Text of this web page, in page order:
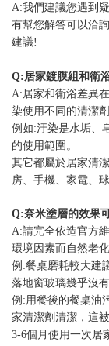
A:我們建議您遇到
有幫您解答可以洽
建議!
Q:居家鍍膜組和衛
A:居家和衛浴差異
染使用不同的清潔劑
例如:汙染是水垢、
的使用範圍。
其它都屬於居家清
房、手機、家電、
Q:奈米塗層的效果
A:請完全依造官方
環境因素而自然老
例:餐桌磨耗較大建
落地窗玻璃幾乎沒
例:用餐後的餐桌油
家清潔劑清潔，這
3-6個月使用一次居